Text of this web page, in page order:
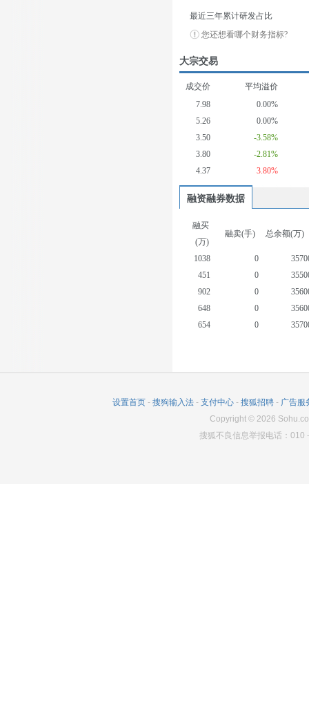
最近三年累计研发占比
您还想看哪个财务指标?
大宗交易
成交价
平均溢价
7.98
0.00%
5.26
0.00%
3.50
-3.58%
3.80
-2.81%
4.37
3.80%
融资融券数据
融买
(万)
融卖(手) 总余额(万)
1038 0
451
0
902
0
648
0
654
0
370
0
200
1
设置首页 - 搜狗输入法 - 支付中心 - 搜狐招聘 - 广告服
Copyright© 2026
搜狐不良信息举报电话：010